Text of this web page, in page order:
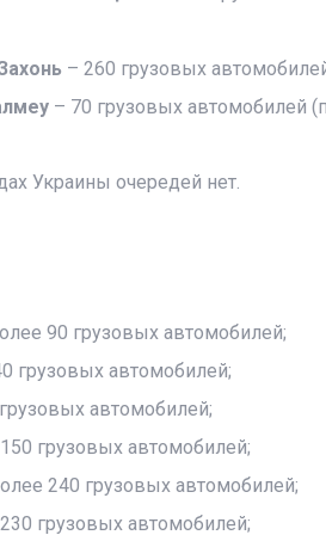
– 260 грузовых
– 70 грузовых автомобилей
Украины очередей нет.
90 грузовых автомобилей;
грузовых автомобилей;
автомобилей;
грузовых автомобилей;
240 грузовых автомобилей;
грузовых автомобилей;